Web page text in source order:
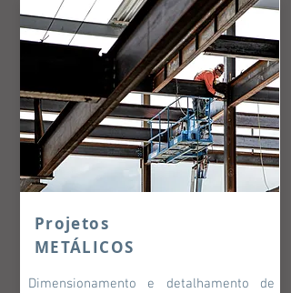
Projetos
METÁLICOS
Dimensionamento e detalhamento de